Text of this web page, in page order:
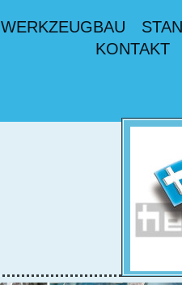
WERKZEUGBAU
KONTAKT